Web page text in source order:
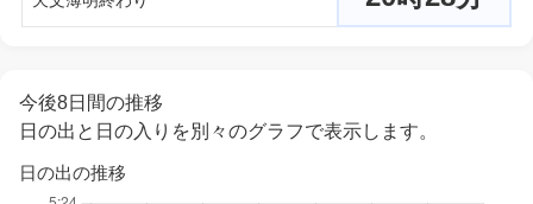
今後8日間の推移
日の出と日の入りを別々のグラフで表示します。
日の出の推移